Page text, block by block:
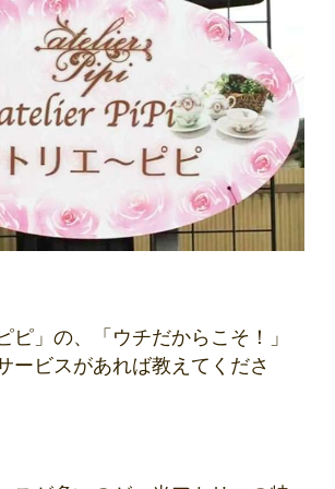
ピ」の、「ウチだからこそ！」
ービスがあれば教えてくださ